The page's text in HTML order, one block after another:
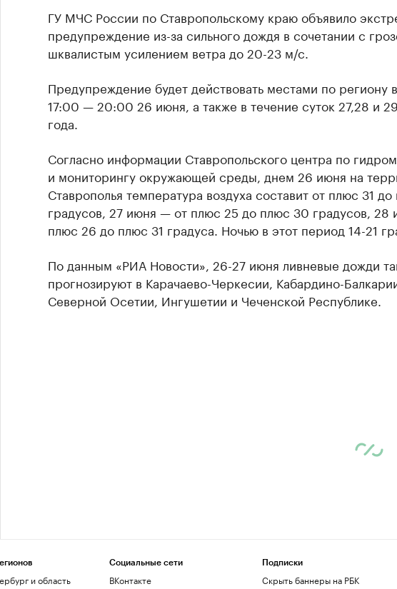
ГУ МЧС России по Ставропольскому краю объявило
предупреждение из-за сильного дождя в сочетании с
шквалистым усилением ветра до 20-23 м/с.
Предупреждение будет действовать местами по региону
17:00 — 20:00 26 июня, а также в течение суток 27,28 и
года.
Согласно информации Ставропольского центра по
и мониторингу окружающей среды, днем 26 июня на
Ставрополья температура воздуха составит от плюс 31
градусов, 27 июня — от плюс 25 до плюс 30 градусов, 28
плюс 26 до плюс 31 градуса. Ночью в этот период 14-21
По данным «РИА Новости», 26-27 июня ливневые дожди
прогнозируют в Карачаево-Черкесии, Кабардино-
Северной Осетии, Ингушетии и Чеченской Республике.
и область
Социальные сети
ВКонтакте
Подписки
Скрыть баннеры на РБК